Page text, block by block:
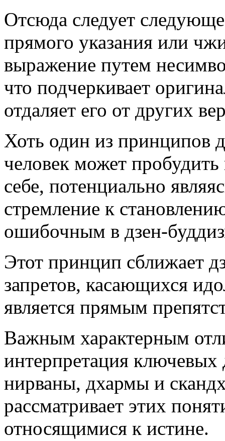
Отсюда следует
прямого указания или
выражение путем
что подчеркивает
отдаляет его от других
Хоть один из принципов
человек может
себе, потенциально
стремление к
ошибочным в дзен-
Этот принцип сближает
запретов, касающихся
является прямым
Важным характерным
интерпретация
нирваны, дхармы и
рассматривает этих
относящимися к истине.